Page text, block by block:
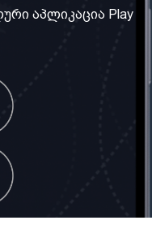
წესები და პირობები
ქსელი
აპლიკაცია Play